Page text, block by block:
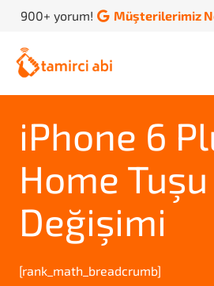
900+ yorum! Müşterilerimiz
iPhone 6
Home Tuşu
Değişimi
[rank_math_breadcrumb]